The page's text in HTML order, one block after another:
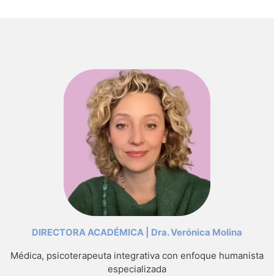
DIRECTORA ACADÉMICA | Dra. Verónica Molina
Médica, psicoterapeuta integrativa con enfoque humanista
especializada